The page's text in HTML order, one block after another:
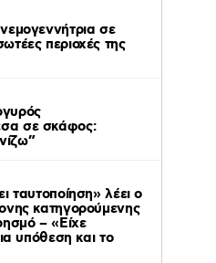
σε
περιοχές της
σε σκάφος:
ταυτοποίηση» λέει ο
κατηγορούμενης
– «Είχε
υπόθεση και το